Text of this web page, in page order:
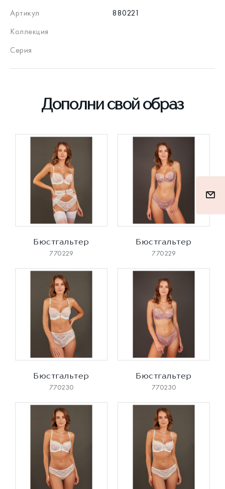
Артикул
880221
Коллекция
Серия
Дополни свой образ
Бюстгальтер
770229
Бюстгальтер
770229
Бюстгальтер
770230
Бюстгальтер
770230